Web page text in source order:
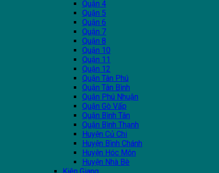
Quận 4
Quận 5
Quận 6
Quận 7
Quận 8
Quận 10
Quận 11
Quận 12
Quận Tân Phú
Quận Tân Bình
Quận Phú Nhuận
Quận Gò Vấp
Quận Bình Tân
Quận Bình Thạnh
Huyện Củ Chi
Huyện Bình Chánh
Huyện Hóc Môn
Huyện Nhà Bè